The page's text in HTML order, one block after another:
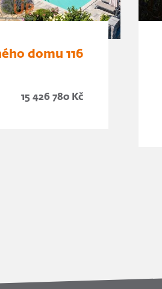
domu 116
15 426 780 Kč